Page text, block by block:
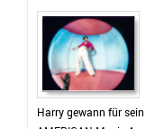
Harry gewann für